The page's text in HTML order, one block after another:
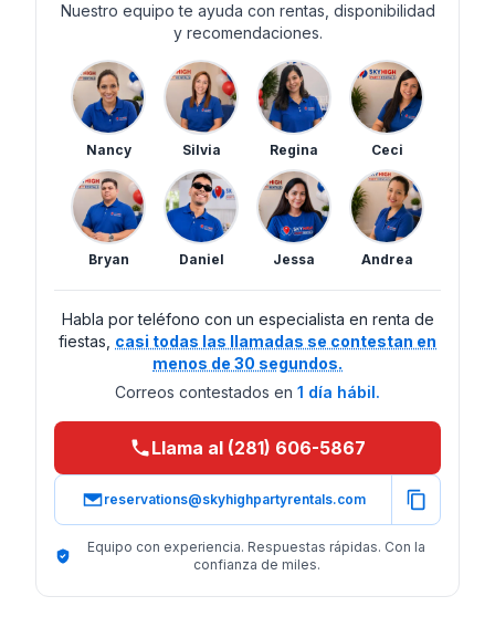
Nuestro equipo te ayuda con rentas, disponibilidad
y recomendaciones.
Nancy Silvia Regina Ceci
Bryan Daniel Jessa Andrea
Habla por teléfono con un especialista en renta de
fiestas, casi todas las llamadas se contestan en
menos de 30 segundos.
Correos contestados en 1 día hábil.
Llama al (281) 606-5867
reservations@skyhighpartyrentals.com
Equipo con experiencia. Respuestas rápidas. Con la
confianza de miles.